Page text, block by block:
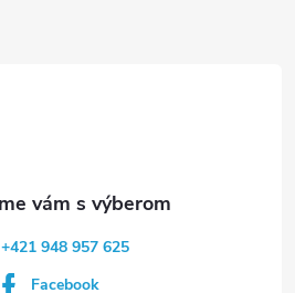
+421 948 957 625
Facebook